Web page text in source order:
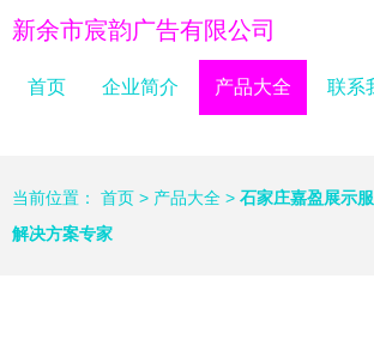
新余市宸韵广告有限公司
首页 企业简介 产品大全 联系
当前位置： 首页 > 产品大全 > 石家庄嘉盈展示
解决方案专家